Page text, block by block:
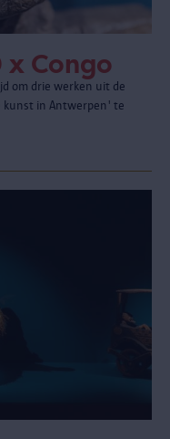
x Congo
om drie werken uit de
kunst in Antwerpen' te